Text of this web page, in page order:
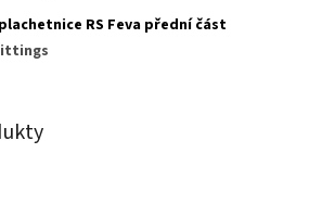
RS Feva přední část